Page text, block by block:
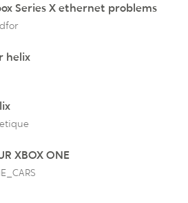
Series X ethernet problems
helix
XBOX ONE